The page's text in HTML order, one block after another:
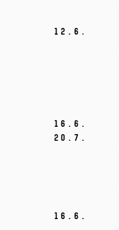
12. 6.
16. 6.
20. 7.
16. 6.